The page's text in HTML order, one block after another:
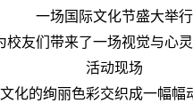
一场国际文化节盛大举行
校友们带来了一场视觉与心
活动现场
化的绚丽色彩交织成一幅幅